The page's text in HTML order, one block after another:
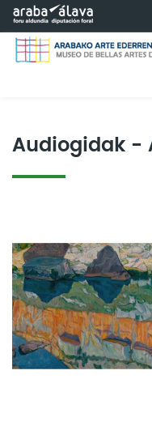
Eduki nagusira joan
Audiogidak -